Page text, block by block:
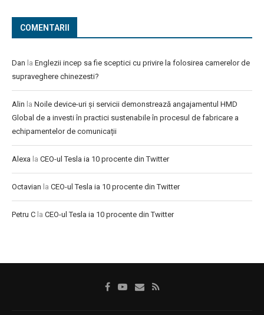
COMENTARII
Dan la Englezii incep sa fie sceptici cu privire la folosirea camerelor de
supraveghere chinezesti?
Alin la Noile device-uri și servicii demonstrează angajamentul HMD
Global de a investi în practici sustenabile în procesul de fabricare a
echipamentelor de comunicații
Alexa la CEO-ul Tesla ia 10 procente din Twitter
Octavian la CEO-ul Tesla ia 10 procente din Twitter
Petru C la CEO-ul Tesla ia 10 procente din Twitter